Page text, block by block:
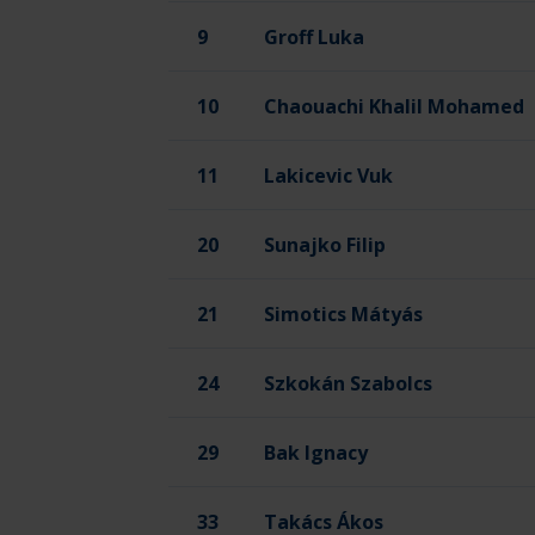
9 Groff Luka
10 Chaouachi Khalil Mohamed
11 Lakicevic Vuk
20 Sunajko Filip
21 Simotics Mátyás
24 Szkokán Szabolcs
29 Bak Ignacy
33 Takács Ákos